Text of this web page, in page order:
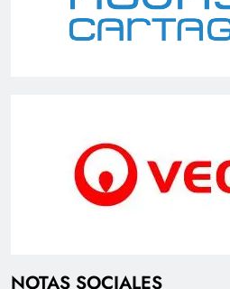
NOTAS SOCIALES